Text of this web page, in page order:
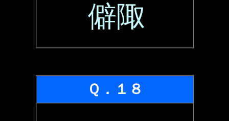
僻陬
Ｑ．１８